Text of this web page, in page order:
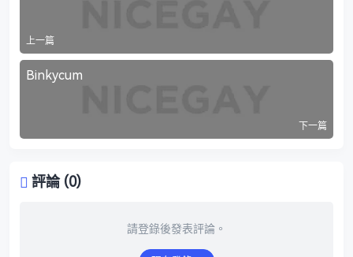
上一篇
Binkycum
下一篇
評論 (0)
請登錄後發表評論。